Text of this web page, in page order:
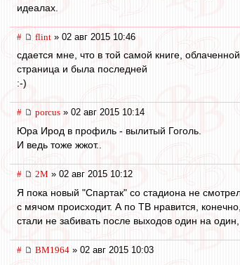
идеалах.
# flint » 02 авг 2015 10:46
сдается мне, что в той самой книге,
страница и была последней
:-)
# porcus » 02 авг 2015 10:14
Юра Ирод в профиль - вылитый Гоголь.
И ведь тоже жжот..
# 2M » 02 авг 2015 10:12
Я пока новый "Спартак" со стадиона не
с мячом происходит. А по ТВ нравится,
стали не забивать после выходов один на
# BM1964 » 02 авг 2015 10:03